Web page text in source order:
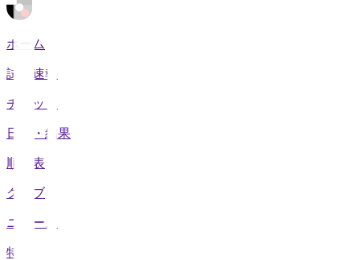
ホーム
試合速報
チケット
日程・結果
順位表
クラブ
ニュース
特集